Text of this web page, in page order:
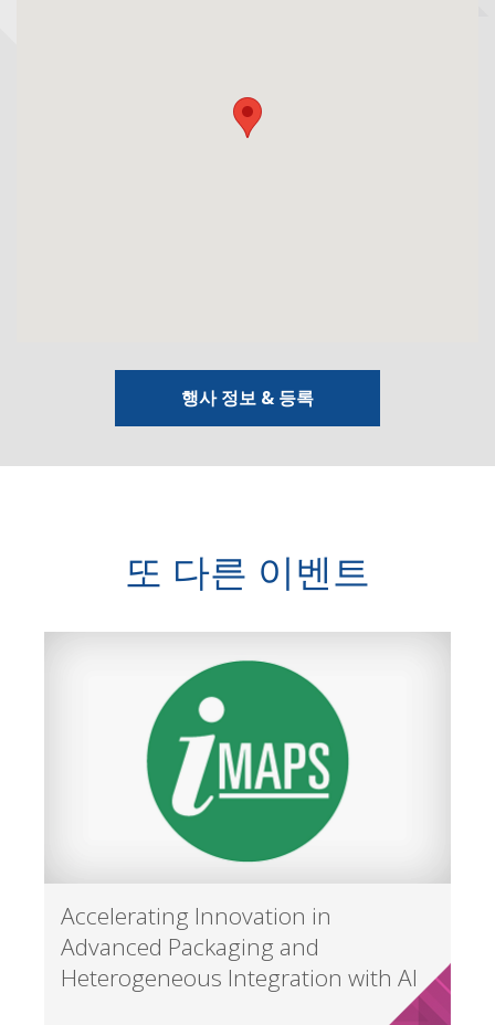
행사 정보 & 등록
또 다른 이벤트
Accelerating Innovation in
Advanced Packaging and
Heterogeneous Integration with AI